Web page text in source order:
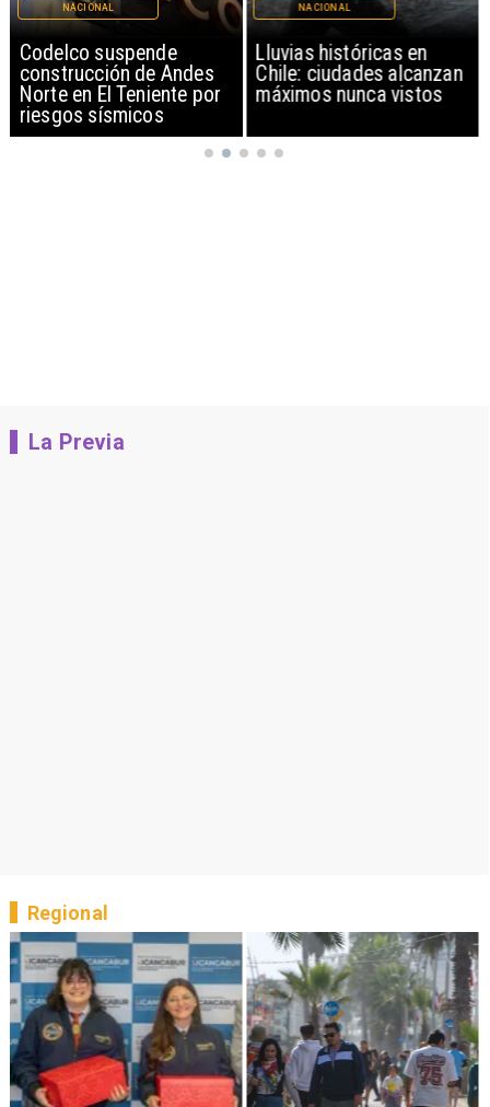
Codelco suspende
construcción de Andes
Norte en El Teniente por
riesgos sísmicos
NACIONAL
Lluvias históricas en
Chile: ciudades alcanzan
máximos nunca vistos
NACIONAL
La Previa
Regional